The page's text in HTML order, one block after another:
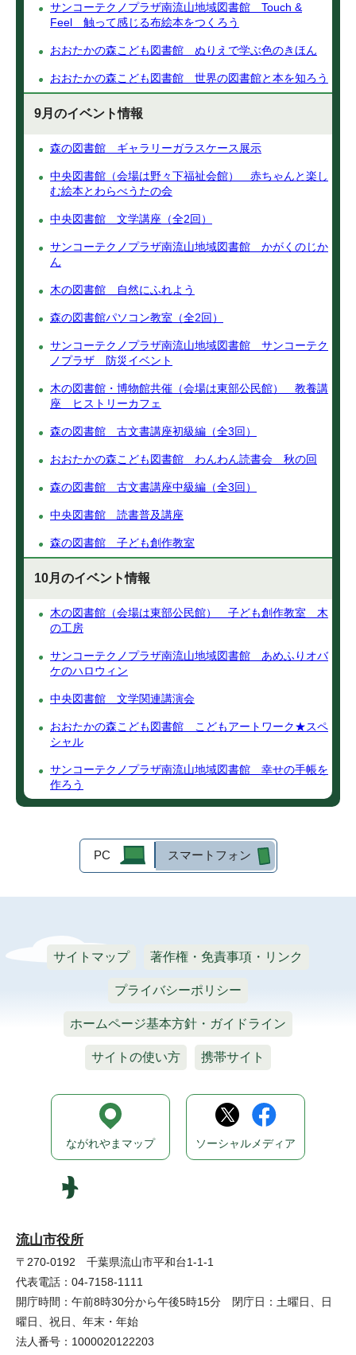
サンコーテクノプラザ南流山地域図書館 Touch &
Feel 触って感じる布絵本をつくろう
おおたかの森こども図書館 ぬりえで学ぶ色のきほん
おおたかの森こども図書館 世界の図書館と本を知ろう
9月のイベント情報
森の図書館 ギャラリーガラスケース展示
中央図書館（会場は野々下福祉会館） 赤ちゃんと楽し
む絵本とわらべうたの会
中央図書館 文学講座（全2回）
サンコーテクノプラザ南流山地域図書館 かがくのじか
ん
木の図書館 自然にふれよう
森の図書館パソコン教室（全2回）
サンコーテクノプラザ南流山地域図書館 サンコーテク
ノプラザ 防災イベント
木の図書館・博物館共催（会場は東部公民館） 教養講
座 ヒストリーカフェ
森の図書館 古文書講座初級編（全3回）
おおたかの森こども図書館 わんわん読書会 秋の回
森の図書館 古文書講座中級編（全3回）
中央図書館 読書普及講座
森の図書館 子ども創作教室
10月のイベント情報
木の図書館（会場は東部公民館） 子ども創作教室 木
の工房
サンコーテクノプラザ南流山地域図書館 あめふりオバ
ケのハロウィン
中央図書館 文学関連講演会
おおたかの森こども図書館 こどもアートワーク★スペ
シャル
サンコーテクノプラザ南流山地域図書館 幸せの手帳を
作ろう
PC スマートフォン
サイトマップ 著作権・免責事項・リンク
プライバシーポリシー
ホームページ基本方針・ガイドライン
サイトの使い方 携帯サイト
流山市役所
〒270-0192 千葉県流山市平和台1-1-1
代表電話：04-7158-1111
開庁時間：午前8時30分から午後5時15分 閉庁日：土曜日、日
曜日、祝日、年末・年始
法人番号：1000020122203
ながれやまマップ ソーシャルメディア